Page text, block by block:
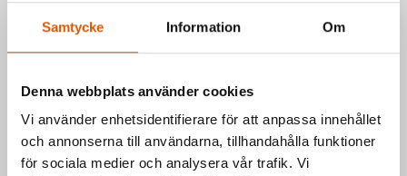
Samtycke Information Om
Denna webbplats använder cookies
Vi använder enhetsidentifierare för att anpassa innehållet
och annonserna till användarna, tillhandahålla funktioner
för sociala medier och analysera vår trafik. Vi
hemförsäljningslagen.
Läs mer hos
Har du frågor om våra produkter
eller vill du prata med en säljare?